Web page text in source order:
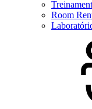
Room